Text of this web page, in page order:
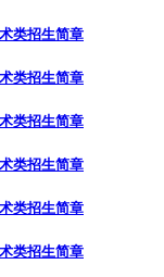
类招生简章
类招生简章
类招生简章
类招生简章
类招生简章
类招生简章